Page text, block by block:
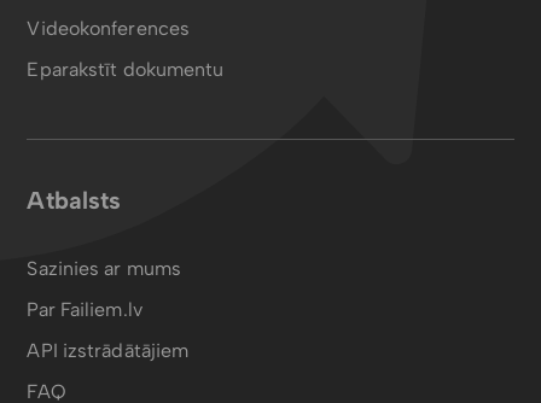
Videokonferences
Eparakstīt dokumentu
Atbalsts
Sazinies ar mums
Par Failiem.lv
API izstrādātājiem
FAQ